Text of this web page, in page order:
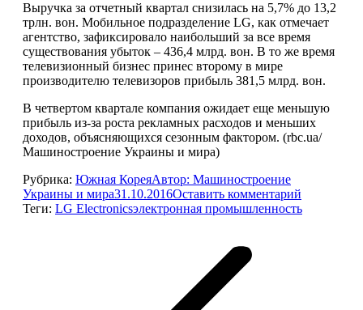
Выручка за отчетный квартал снизилась на 5,7% до 13,2
трлн. вон. Мобильное подразделение LG, как отмечает
агентство, зафиксировало наибольший за все время
существования убыток – 436,4 млрд. вон. В то же время
телевизионный бизнес принес второму в мире
производителю телевизоров прибыль 381,5 млрд. вон.
В четвертом квартале компания ожидает еще меньшую
прибыль из-за роста рекламных расходов и меньших
доходов, объясняющихся сезонным фактором. (rbc.ua/
Машиностроение Украины и мира)
Рубрика: Южная КореяАвтор: Машиностроение
Украины и мира31.10.2016Оставить комментарий
Теги: LG Electronicsэлектронная промышленность